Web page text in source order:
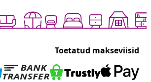
Toetatud makseviisid